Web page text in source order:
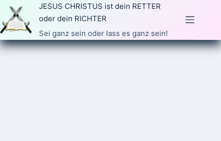
Zum
Inhalt
springen
JESUS CHRISTUS ist dein RETTER
oder dein RICHTER
Sei ganz sein oder lass es ganz sein!